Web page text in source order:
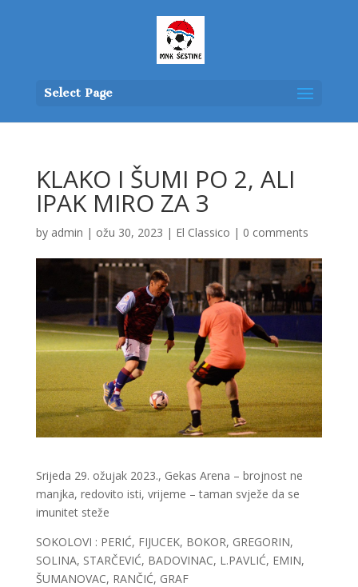
Select Page
KLAKO I ŠUMI PO 2, ALI
IPAK MIRO ZA 3
by admin | ožu 30, 2023 | El Classico | 0 comments
Srijeda 29. ožujak 2023., Gekas Arena – brojnost ne
manjka, redovito isti, vrijeme – taman svježe da se
imunitet steže
SOKOLOVI : PERIĆ, FIJUCEK, BOKOR, GREGORIN,
SOLINA, STARČEVIĆ, BADOVINAC, L.PAVLIĆ, EMIN,
ŠUMANOVAC, RANČIĆ, GRAF